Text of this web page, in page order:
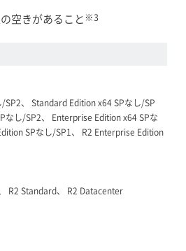
空きがあること ※3
SP2、 Standard Edition x64 SPなし/SP
なし/SP2、 Enterprise Edition x64 SPな
SPなし/SP1、 R2 Enterprise Edition
R2 Standard、 R2 Datacenter